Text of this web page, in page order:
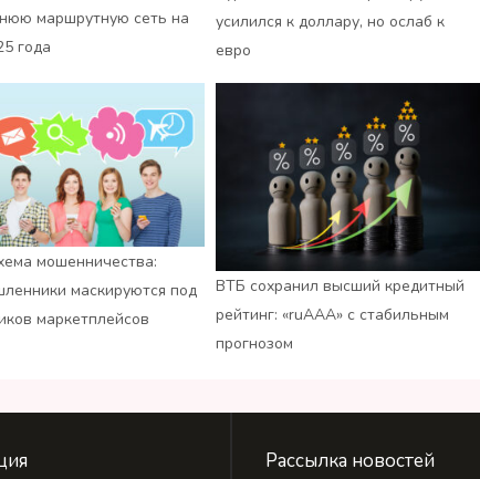
маршрутную сеть на
года
усилился к доллару, но ослаб к
евро
мошенничества:
маскируются под
маркетплейсов
ВТБ сохранил высший кредитный
рейтинг: «ruАAA» с стабильным
прогнозом
Рассылка новостей